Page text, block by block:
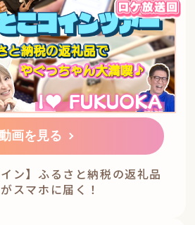
画を見る
ン】ふるさと納税の返礼品
スマホに届く！